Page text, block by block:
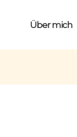
Über mich